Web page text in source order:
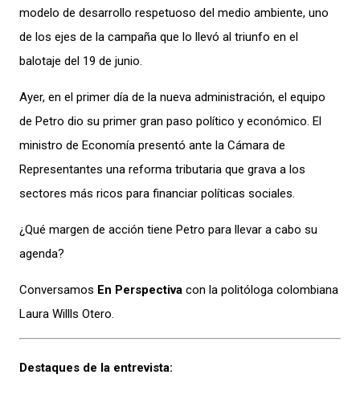
modelo de desarrollo respetuoso del medio ambiente, uno
de los ejes de la campaña que lo llevó al triunfo en el
balotaje del 19 de junio.
Ayer, en el primer día de la nueva administración, el equipo
de Petro dio su primer gran paso político y económico. El
ministro de Economía presentó ante la Cámara de
Representantes una reforma tributaria que grava a los
sectores más ricos para financiar políticas sociales.
¿Qué margen de acción tiene Petro para llevar a cabo su
agenda?
Conversamos En Perspectiva con la politóloga colombiana
Laura Willls Otero.
Destaques de la entrevista: